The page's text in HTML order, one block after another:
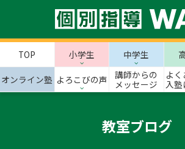
TOP 小学生 中学生
オンライン塾 よろこびの声
講師からの
メッセージ
よ
入
教室ブログ